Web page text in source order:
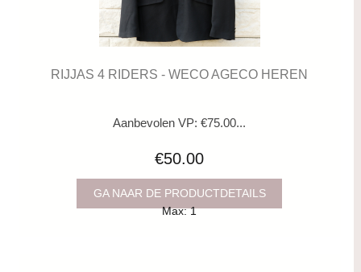
RIJJAS 4 RIDERS - WECO AGECO HEREN
Aanbevolen VP: €75.00...
€50.00
GA NAAR DE PRODUCTDETAILS
Max: 1